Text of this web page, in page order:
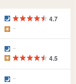
4.7
4.5